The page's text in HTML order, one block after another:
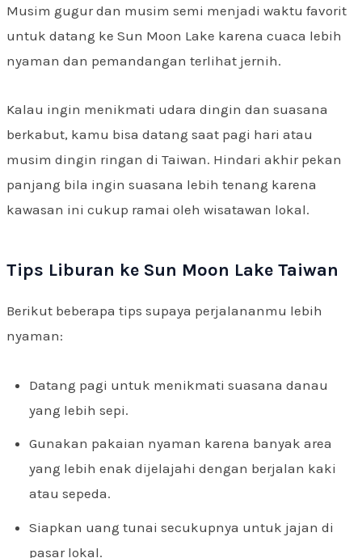
Musim gugur dan musim semi menjadi waktu favorit
untuk datang ke Sun Moon Lake karena cuaca lebih
nyaman dan pemandangan terlihat jernih.
Kalau ingin menikmati udara dingin dan suasana
berkabut, kamu bisa datang saat pagi hari atau
musim dingin ringan di Taiwan. Hindari akhir pekan
panjang bila ingin suasana lebih tenang karena
kawasan ini cukup ramai oleh wisatawan lokal.
Tips Liburan ke Sun Moon Lake Taiwan
Berikut beberapa tips supaya perjalananmu lebih
nyaman:
Datang pagi untuk menikmati suasana danau
yang lebih sepi.
Gunakan pakaian nyaman karena banyak area
yang lebih enak dijelajahi dengan berjalan kaki
atau sepeda.
Siapkan uang tunai secukupnya untuk jajan di
pasar lokal.